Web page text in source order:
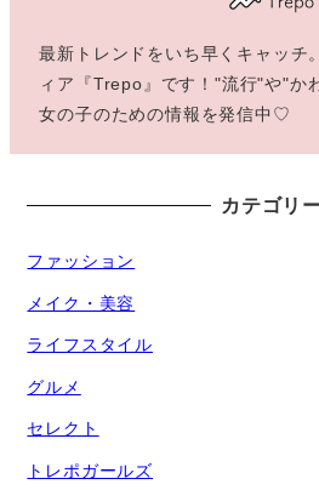
最新トレンドをいち早くキャッチ
ィア『Trepo』です！"流行"や"か
女の子のための情報を発信中♡
カテゴリ
ファッション
メイク・美容
ライフスタイル
グルメ
セレクト
トレポガールズ